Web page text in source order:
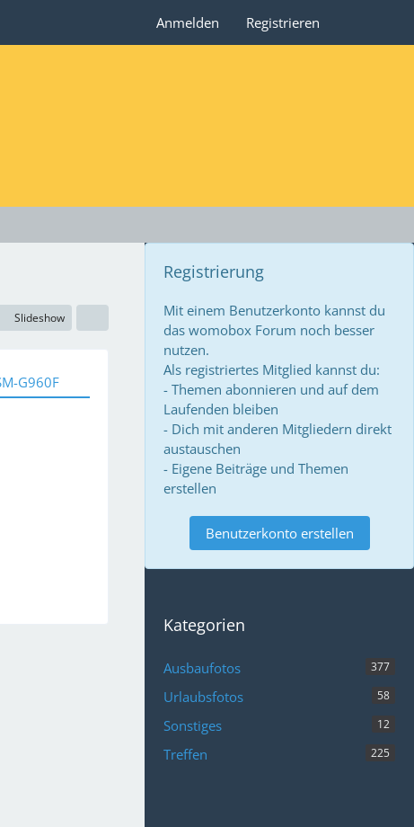
Anmelden Registrieren
Slideshow
G960F
Registrierung
Mit einem Benutzerkonto kannst du
das womobox Forum noch besser
nutzen.
Als registriertes Mitglied kannst du:
- Themen abonnieren und auf dem
Laufenden bleiben
- Dich mit anderen Mitgliedern direkt
austauschen
- Eigene Beiträge und Themen
erstellen
Benutzerkonto erstellen
Kategorien
Ausbaufotos 377
Urlaubsfotos 58
Sonstiges 12
Treffen 225